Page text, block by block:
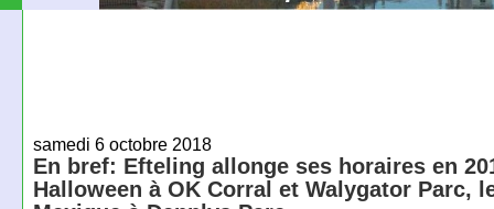
samedi 6 octobre 2018
En bref: Efteling allonge ses horaires en
Halloween à OK Corral et Walygator Parc,